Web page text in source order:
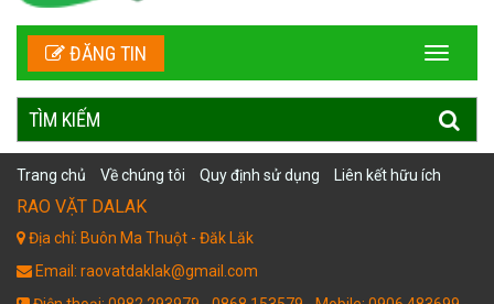
ĐĂNG TIN
TÌM KIẾM
Trang chủ Về chúng tôi Quy định sử dụng Liên kết hữu ích
RAO VẶT DALAK
Địa chỉ: Buôn Ma Thuột - Đăk Lăk
Email: raovatdaklak@gmail.com